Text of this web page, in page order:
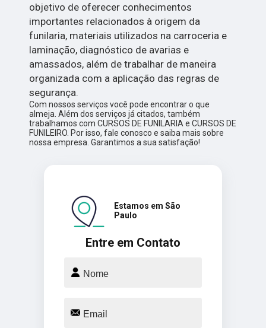
objetivo de oferecer conhecimentos
importantes relacionados à origem da
funilaria, materiais utilizados na carroceria e
laminação, diagnóstico de avarias e
amassados, além de trabalhar de maneira
organizada com a aplicação das regras de
segurança.
Com nossos serviços você pode encontrar o que
almeja. Além dos serviços já citados, também
trabalhamos com CURSOS DE FUNILARIA e CURSOS DE
FUNILEIRO. Por isso, fale conosco e saiba mais sobre
nossa empresa. Garantimos a sua satisfação!
Entre em Contato
Estamos em São
Paulo